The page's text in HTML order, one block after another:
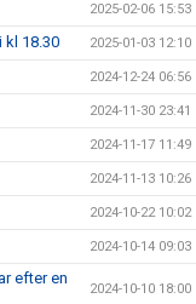
2025-02-06 15:53
kl 18.30 2025-01-03 12:10
2024-12-24 06:56
2024-11-30 23:41
2024-11-17 11:49
2024-11-13 10:26
2024-10-22 10:02
2024-10-14 09:03
efter en
2024-10-10 18:00